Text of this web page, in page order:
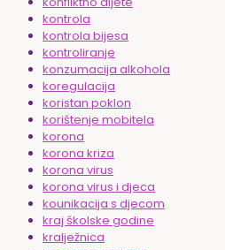
kontrola
kontrola bijesa
kontroliranje
konzumacija alkohola
koregulacija
koristan poklon
korištenje mobitela
korona
korona kriza
korona virus
korona virus i djeca
kounikacija s djecom
kraj školske godine
kralježnica